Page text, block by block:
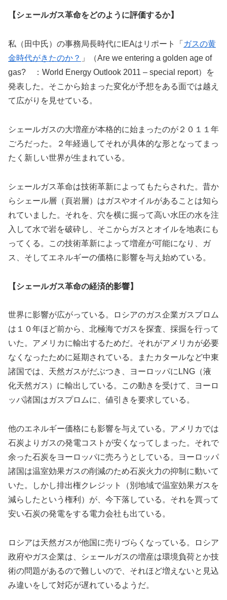
【シェールガス革命をどのように評価するか】
私（田中氏）の事務局長時代にIEAはリポート「 ガスの黄
金時代がきたのか？ 」（Are we entering a golden age of
gas? ：World Energy Outlook 2011 – special report）を
発表した。そこから始まった変化が予想をある面では越え
て広がりを見せている。
シェールガスの大増産が本格的に始まったのが２０１１年
ごろだった。２年経過してそれが具体的な形となってまっ
たく新しい世界が生まれている。
シェールガス革命は技術革新によってもたらされた。昔か
らシェール層（頁岩層）はガスやオイルがあることは知ら
れていました。それを、穴を横に掘って高い水圧の水を注
入して水で岩を破砕し、そこからガスとオイルを地表にも
ってくる。この技術革新によって増産が可能になり、ガ
ス、そしてエネルギーの価格に影響を与え始めている。
【シェールガス革命の経済的影響】
世界に影響が広がっている。ロシアのガス企業ガスプロム
は１０年ほど前から、北極海でガスを探査、採掘を行って
いた。アメリカに輸出するためだ。それがアメリカが必要
なくなったために延期されている。またカタールなど中東
諸国では、天然ガスがだぶつき、ヨーロッパにLNG（液
化天然ガス）に輸出している。この動きを受けて、ヨーロ
ッパ諸国はガスプロムに、値引きを要求している。
他のエネルギー価格にも影響を与えている。アメリカでは
石炭よりガスの発電コストが安くなってしまった。それで
余った石炭をヨーロッパに売ろうとしている。ヨーロッパ
諸国は温室効果ガスの削減のため石炭火力の抑制に動いて
いた。しかし排出権クレジット（別地域で温室効果ガスを
減らしたという権利）が、今下落している。それを買って
安い石炭の発電をする電力会社も出ている。
ロシアは天然ガスが他国に売りづらくなっている。ロシア
政府やガス企業は、シェールガスの増産は環境負荷とか技
術の問題があるので難しいので、それほど増えないと見込
み違いをして対応が遅れているようだ。